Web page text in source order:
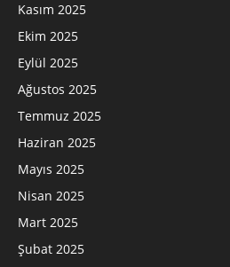
Kasım 2025
Ekim 2025
Eylül 2025
Ağustos 2025
Temmuz 2025
Haziran 2025
Mayıs 2025
Nisan 2025
Mart 2025
Şubat 2025